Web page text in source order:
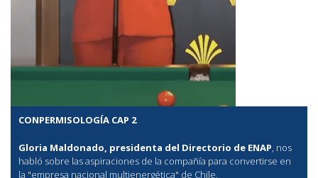
CONPERMISOLOGÍA CAP 2
Gloria Maldonado, presidenta del Directorio de ENAP , nos
habló sobre las aspiraciones de la compañía para convertirse en
la "empresa nacional multienergética" de Chile.